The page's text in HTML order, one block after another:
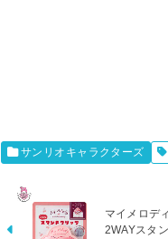
サンリオキャラクターズ
マイメロデ
2WAYスタ